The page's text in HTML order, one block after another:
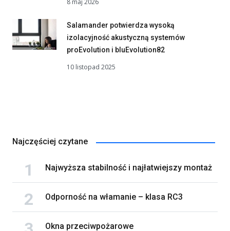
Salamander potwierdza wysoką
izolacyjność akustyczną systemów
proEvolution i bluEvolution82
10 listopad 2025
Najczęściej czytane
Najwyższa stabilność i najłatwiejszy montaż
Odporność na włamanie – klasa RC3
Okna przeciwpożarowe